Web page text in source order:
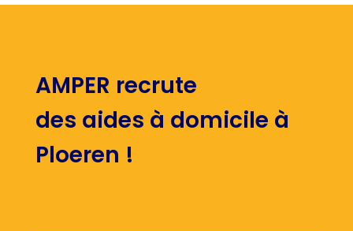
AMPER recrute
des aides à domicile à
Ploeren !